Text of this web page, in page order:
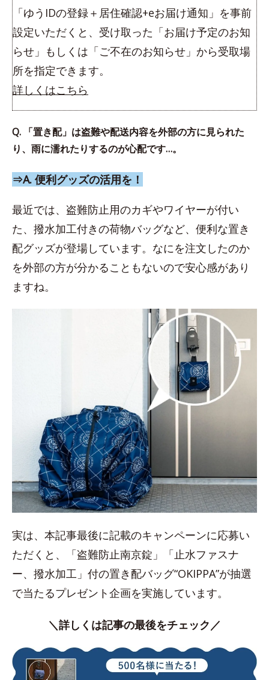
「ゆうIDの登録＋居住確認+eお届け通知」を事前
設定いただくと、受け取った「お届け予定のお知
らせ」もしくは「ご不在のお知らせ」から受取場
所を指定できます。
詳しくはこちら
Q. 「置き配」は盗難や配送内容を外部の方に見られた
り、雨に濡れたりするのが心配です…。
⇒A. 便利グッズの活用を！
最近では、盗難防止用のカギやワイヤーが付い
た、撥水加工付きの荷物バッグなど、便利な置き
配グッズが登場しています。なにを注文したのか
を外部の方が分かることもないので安心感があり
ますね。
実は、本記事最後に記載のキャンペーンに応募い
ただくと、「盗難防止南京錠」「止水ファスナ
ー、撥水加工」付の置き配バッグ“OKIPPA”が抽選
で当たるプレゼント企画を実施しています。
＼詳しくは記事の最後をチェック／